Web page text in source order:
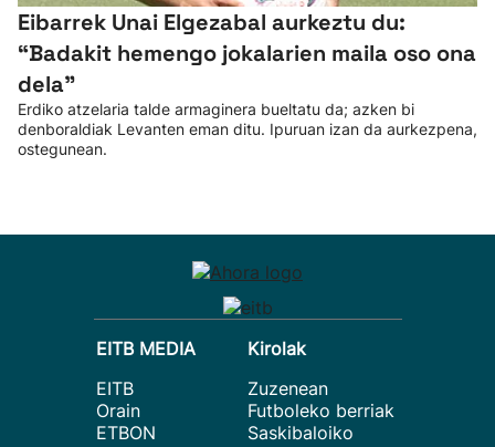
Eibarrek Unai Elgezabal aurkeztu du:
“Badakit hemengo jokalarien maila oso ona
dela”
Erdiko atzelaria talde armaginera bueltatu da; azken bi
denboraldiak Levanten eman ditu. Ipuruan izan da aurkezpena,
ostegunean.
EITB MEDIA
EITB
Orain
ETBON
Kirolak
Zuzenean
Futboleko berriak
Saskibaloiko